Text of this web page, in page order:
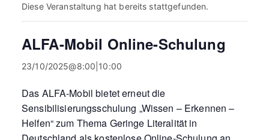
Diese Veranstaltung hat bereits stattgefunden.
ALFA-Mobil Online-Schulung
23/10/2025@8:00 10:00
Das ALFA-Mobil bietet erneut die
Sensibilisierungsschulung „Wissen – Erkennen –
Helfen“ zum Thema Geringe Literalität in